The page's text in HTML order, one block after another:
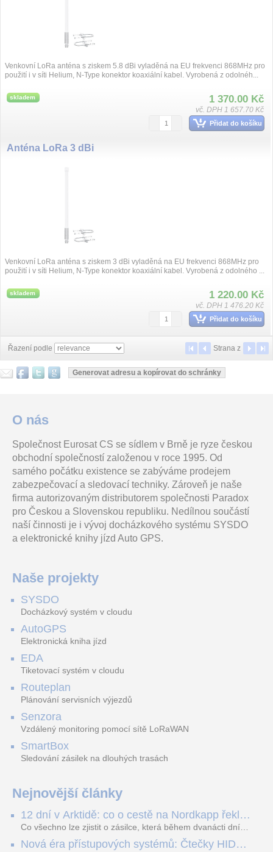
Venkovní LoRa anténa s ziskem 5.8 dBi vyladěná na EU frekvenci 868MHz pro
použití i v síti Helium, N-Type konektor koaxiální kabel. Vyrobená z odolnéh...
skladem 1 370.00 Kč
vč. DPH 1 657.70 Kč
Přidat do košíku
Anténa LoRa 3 dBi
Venkovní LoRa anténa s ziskem 3 dBi vyladěná na EU frekvenci 868MHz pro
použití i v síti Helium, N-Type konektor koaxiální kabel. Vyrobená z odolného ...
skladem 1 220.00 Kč
vč. DPH 1 476.20 Kč
Přidat do košíku
Řazení podle Strana z
O nás
Společnost Eurosat CS se sídlem v Brně je ryze českou
obchodní společností založenou v roce 1995. Od
samého počátku existence se zabýváme prodejem
zabezpečovací a sledovací techniky. Zároveň je naše
firma autorizovaným distributorem společnosti Paradox
pro Českou a Slovenskou republiku. Nedílnou součástí
naší činnosti je i vývoj docházkového systému SYSDO
a elektronické knihy jízd Auto GPS.
Naše projekty
SYSDO
Docházkový systém v cloudu
AutoGPS
Elektronická kniha jízd
EDA
Tiketovací systém v cloudu
Routeplan
Plánování servisních výjezdů
Senzora
Vzdálený monitoring pomocí sítě LoRaWAN
SmartBox
Sledování zásilek na dlouhých trasách
Nejnovější články
12 dní v Arktidě: co o cestě na Nordkapp řekla
data ze SMARTBOX 2 MAX
Co všechno lze zjistit o zásilce, která během dvanácti dní
projede Arktidou? SMARTBOX 2 MAX jsme vzali na trasu z
Tromsø přes Lofoty, Kirunu a finské Laponsko až na
Nová éra přístupových systémů: Čtečky HID